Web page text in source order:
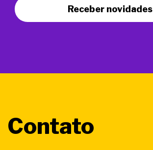
Receber novidades
Contato